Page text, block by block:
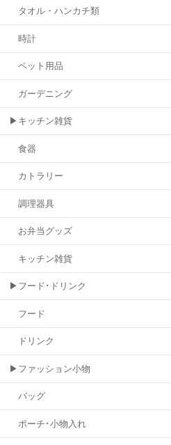
タオル・ハンカチ類
時計
ペット用品
ガーデニング
▶キッチン雑貨
食器
カトラリー
調理器具
お弁当グッズ
キッチン雑貨
▶フード･ドリンク
フード
ドリンク
▶ファッション小物
バッグ
ポーチ･小物入れ